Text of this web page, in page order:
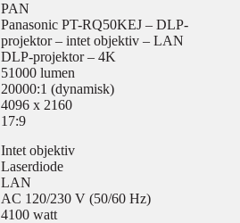
PAN
Panasonic PT-RQ50KEJ – DLP-
projektor – intet objektiv – LAN
DLP-projektor – 4K
51000 lumen
20000:1 (dynamisk)
4096 x 2160
17:9
Intet objektiv
Laserdiode
LAN
AC 120/230 V (50/60 Hz)
4100 watt